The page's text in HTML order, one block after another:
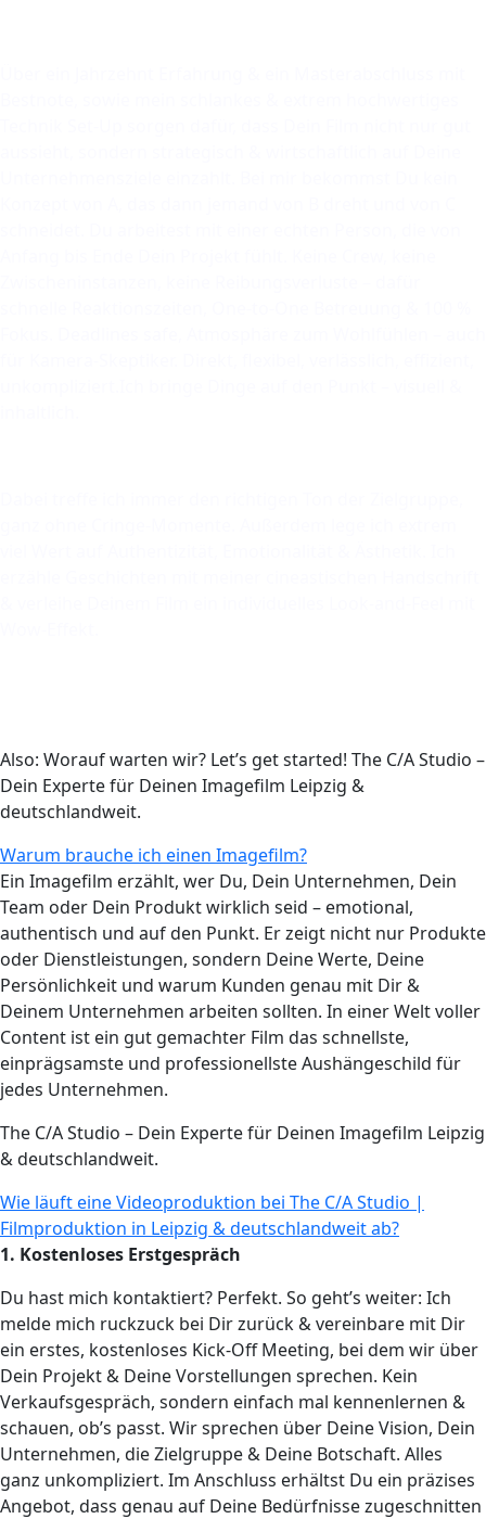
Also: Worauf warten wir? Let’s get started! The C/A Studio –
Dein Experte für Deinen Imagefilm Leipzig &
deutschlandweit.
Warum brauche ich einen Imagefilm?
Ein Imagefilm erzählt, wer Du, Dein Unternehmen, Dein
Team oder Dein Produkt wirklich seid – emotional,
authentisch und auf den Punkt. Er zeigt nicht nur Produkte
oder Dienstleistungen, sondern Deine Werte, Deine
Persönlichkeit und warum Kunden genau mit Dir &
Deinem Unternehmen arbeiten sollten. In einer Welt voller
Content ist ein gut gemachter Film das schnellste,
einprägsamste und professionellste Aushängeschild für
jedes Unternehmen.
The C/A Studio – Dein Experte für Deinen Imagefilm Leipzig
& deutschlandweit.
Wie läuft eine Videoproduktion bei The C/A Studio |
Filmproduktion in Leipzig & deutschlandweit ab?
1. Kostenloses Erstgespräch
Du hast mich kontaktiert? Perfekt. So geht’s weiter: Ich
melde mich ruckzuck bei Dir zurück & vereinbare mit Dir
ein erstes, kostenloses Kick-Off Meeting, bei dem wir über
Dein Projekt & Deine Vorstellungen sprechen. Kein
Verkaufsgespräch, sondern einfach mal kennenlernen &
schauen, ob’s passt. Wir sprechen über Deine Vision, Dein
Unternehmen, die Zielgruppe & Deine Botschaft. Alles
ganz unkompliziert. Im Anschluss erhältst Du ein präzises
Angebot, dass genau auf Deine Bedürfnisse zugeschnitten